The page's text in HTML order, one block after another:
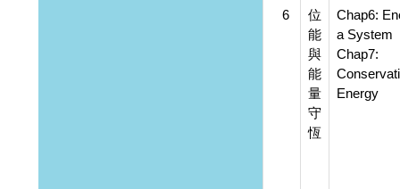
6
位
能
與
能
量
守
恆
Chap6:
a System
Chap7:
Energy